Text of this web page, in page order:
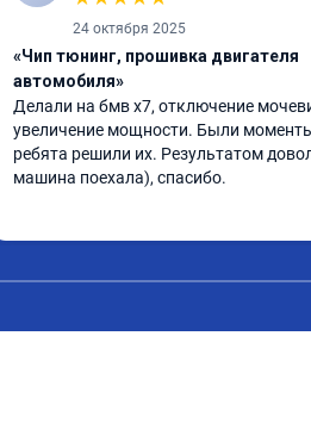
24 октября 2025
«Чип тюнинг, прошивка двигателя
автомобиля»
Делали на бмв х7, отключение
увеличение мощности. Были
ребята решили их. Результатом
машина поехала), спасибо.